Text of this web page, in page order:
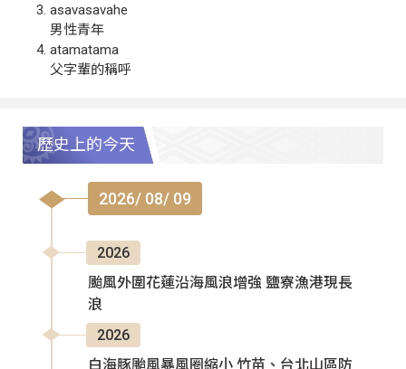
asavasavahe
男性青年
atamatama
父字輩的稱呼
歷史上的今天
2026/ 08/ 09
2026
颱風外圍花蓮沿海風浪增強 鹽寮漁港現長
浪
2026
白海豚颱風暴風圈縮小 竹苗、台北山區防